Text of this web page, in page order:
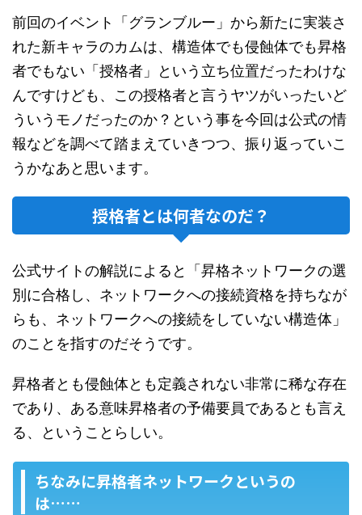
前回のイベント「グランブルー」から新たに実装さ
れた新キャラのカムは、構造体でも侵蝕体でも昇格
者でもない「授格者」という立ち位置だったわけな
んですけども、この授格者と言うヤツがいったいど
ういうモノだったのか？という事を今回は公式の情
報などを調べて踏まえていきつつ、振り返っていこ
うかなあと思います。
授格者とは何者なのだ？
公式サイトの解説によると「昇格ネットワークの選
別に合格し、ネットワークへの接続資格を持ちなが
らも、ネットワークへの接続をしていない構造体」
のことを指すのだそうです。
昇格者とも侵蝕体とも定義されない非常に稀な存在
であり、ある意味昇格者の予備要員であるとも言え
る、ということらしい。
ちなみに昇格者ネットワークというの
は……